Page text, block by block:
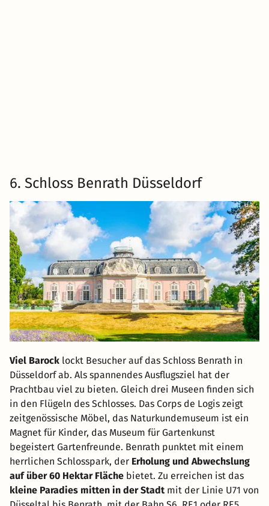
6. Schloss Benrath Düsseldorf
Viel Barock lockt Besucher auf das Schloss Benrath in
Düsseldorf ab. Als spannendes Ausflugsziel hat der
Prachtbau viel zu bieten. Gleich drei Museen finden sich
in den Flügeln des Schlosses. Das Corps de Logis zeigt
zeitgenössische Möbel, das Naturkundemuseum ist ein
Magnet für Kinder, das Museum für Gartenkunst
begeistert Gartenfreunde. Benrath punktet mit einem
herrlichen Schlosspark, der Erholung und Abwechslung
auf über 60 Hektar Fläche bietet. Zu erreichen ist das
kleine Paradies mitten in der Stadtmit der Linie U71 von